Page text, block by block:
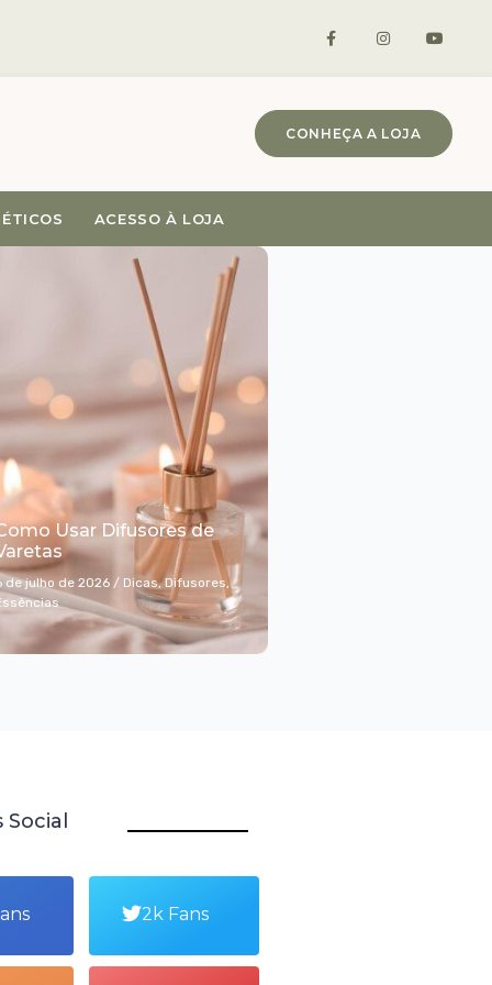
CONHEÇA A LOJA
ACESSO À LOJA
Usar Difusores de
de julho de 2026 / Dicas,Difusores,
2k Fans